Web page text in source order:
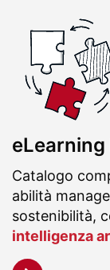
Catalogo
abilità
sostenibilità,
intelligenza